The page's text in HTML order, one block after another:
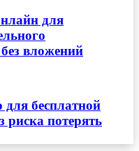
для
вложений
бесплатной
риска потерять